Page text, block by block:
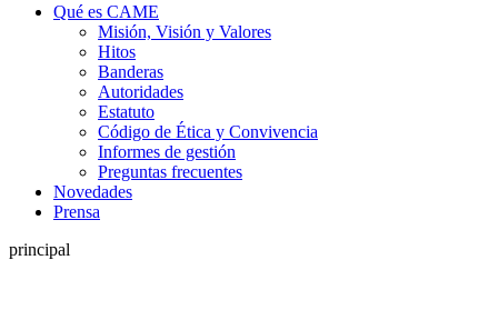
Qué es CAME
Misión, Visión y Valores
Hitos
Banderas
Autoridades
Estatuto
Código de Ética y Convivencia
Informes de gestión
Preguntas frecuentes
Novedades
Prensa
principal